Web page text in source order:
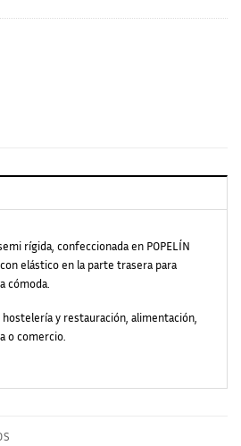
rígida, confeccionada en POPELÍN
elástico en la parte trasera para
cómoda.
y restauración, alimentación,
o comercio.